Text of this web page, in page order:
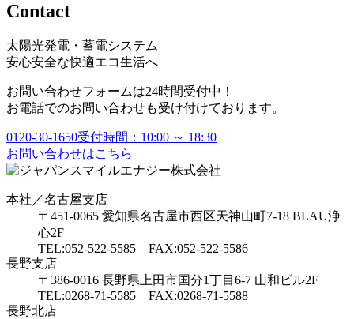
Contact
太陽光発電・蓄電システム
安心安全な快適エコ生活へ
お問い合わせフォームは24時間受付中！
お電話でのお問い合わせも受け付けております。
0120-30-1650受付時間：10:00 ～ 18:30
お問い合わせはこちら
本社／名古屋支店
〒451-0065 愛知県名古屋市西区天神山町7-18 BLAU浄
心2F
TEL:052-522-5585 FAX:052-522-5586
長野支店
〒386-0016 長野県上田市国分1丁目6-7 山和ビル2F
TEL:0268-71-5585 FAX:0268-71-5588
長野北店